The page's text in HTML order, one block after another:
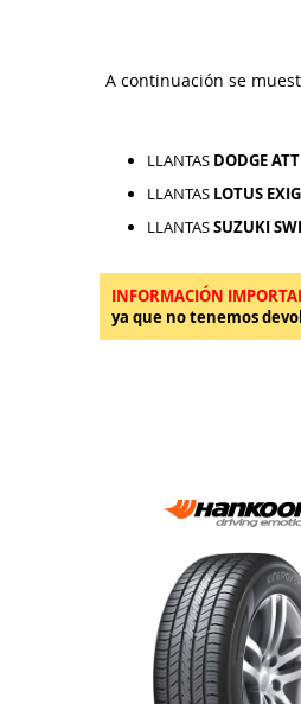
A continuación se
LLANTAS DODGE
LLANTAS LOTUS
LLANTASSUZUKI
INFORMACIÓN
ya que no tenemos